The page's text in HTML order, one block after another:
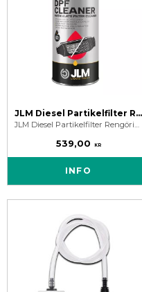
JLM Diesel Partikelfilter Rengöring 375 ml
JLM Diesel Partikelfilter Rengöring - Rengör DPF och förebygger igensättning. En av marknadens kraftfullaste DPF Cleaner.
539,00 KR
INFO